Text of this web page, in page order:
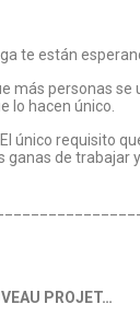
te están
más personas se
lo hacen único.
único requisito
de trabajar
PROJET…